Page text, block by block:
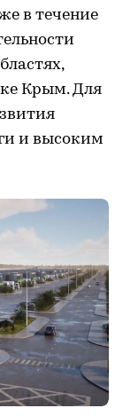
в течение
Крым. Для
и высоким